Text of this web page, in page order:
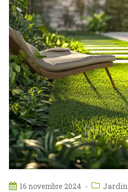
16 novembre 2024 Jardin